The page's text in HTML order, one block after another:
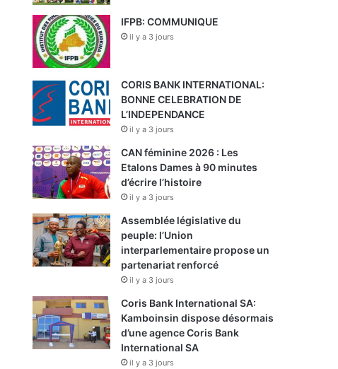
IFPB: COMMUNIQUE
il y a 3 jours
CORIS BANK INTERNATIONAL:
BONNE CELEBRATION DE
L’INDEPENDANCE
il y a 3 jours
CAN féminine 2026 : Les
Etalons Dames à 90 minutes
d’écrire l’histoire
il y a 3 jours
Assemblée législative du
peuple: l’Union
interparlementaire propose un
partenariat renforcé
il y a 3 jours
Coris Bank International SA:
Kamboinsin dispose désormais
d’une agence Coris Bank
International SA
il y a 3 jours